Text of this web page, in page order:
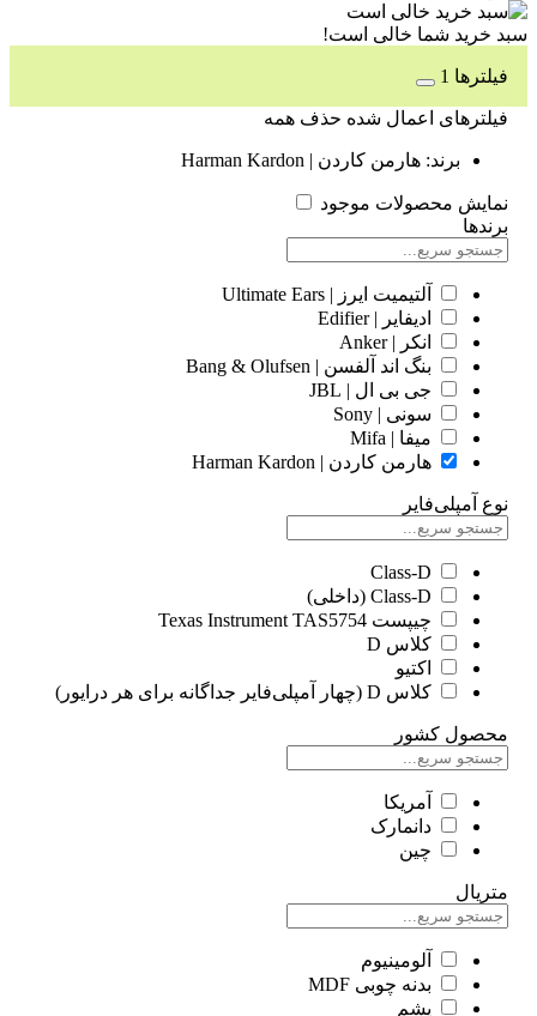
سبد خرید شما خالی است!
فیلترها 1
فیلترهای اعمال شده حذف همه
برند: هارمن کاردن | Harman Kardon
نمایش محصولات موجود
برندها
آلتیمیت ایرز | Ultimate Ears
ادیفایر | Edifier
انکر | Anker
بنگ اند آلفسن | Bang & Olufsen
جی بی ال | JBL
سونی | Sony
میفا | Mifa
هارمن کاردن | Harman Kardon
نوع آمپلی‌فایر
Class-D
Class-D (داخلی)
چیپست Texas Instrument TAS5754
کلاس D
اکتیو
کلاس D (چهار آمپلی‌فایر جداگانه برای هر درایور)
محصول کشور
آمریکا
دانمارک
چین
متریال
آلومینیوم
بدنه چوبی MDF
پشم